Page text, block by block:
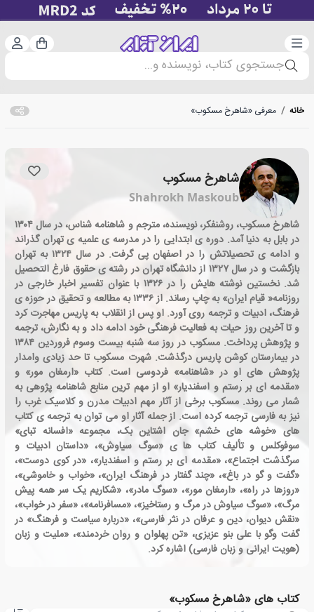
دسته‌بندی سبد
جستجوی کتاب، نویسنده و...
خانه / معرفی «شاهرخ مسکوب»
شاهرخ مسکوب
Shahrokh Maskoub
شاهرخ مسکوب، روشنفکر، نویسنده، مترجم و شاهنامه شناس، در سال ۱۳۰۴
در بابل به دنیا آمد. دوره ی ابتدایی را در مدرسه ی علمیه ی تهران گذراند
و ادامه ی تحصیلاتش را در اصفهان پی گرفت. در سال ۱۳۲۴ به تهران
بازگشت و در سال ۱۳۲۷ از دانشگاه تهران در رشته ی حقوق فارغ التحصیل
شد. نخستین نوشته هایش را در ۱۳۲۶ با عنوان تفسیر اخبار خارجی در
روزنامه« قیام ایران» به چاپ رساند. از ۱۳۳۶ به مطالعه و تحقیق در حوزه ی
فرهنگ، ادبیات و ترجمه روی آورد. او پس از انقلاب به پاریس مهاجرت کرد
و تا آخرین روز حیات به فعالیت فرهنگی خود ادامه داد و به نگارش، ترجمه
و پژوهش پرداخت. مسکوب در روز سه شنبه بیست وسوم فروردین ۱۳۸۴
در بیمارستان کوشن پاریس درگذشت. شهرت مسکوب تا حد زیادی وامدار
پژوهش های او در «شاهنامه» فردوسی است. کتاب «ارمغان مور» و
«مقدمه ای بر رستم و اسفندیار» او از مهم ترین منابع شاهنامه پژوهی به
شمار می روند. مسکوب برخی از آثار مهم ادبیات مدرن و کلاسیک غرب را
نیز به فارسی ترجمه کرده است. از جمله آثار او می توان به ترجمه ی کتاب
های «خوشه های خشم» جان اشتاین بک، مجموعه «افسانه تبای»
سوفوکلس و تألیف کتاب ها ی «سوگ سیاوش»، «داستان ادبیات و
سرگذشت اجتماع»، «مقدمه ای بر رستم و اسفندیار»، «در کوی دوست»،
«گفت و گو در باغ»، «چند گفتار در فرهنگ ایران»، «خواب و خاموشی»،
«روزها در راه»، «ارمغان مور»، «سوگ مادر»، «شکاریم یک سر همه پیش
مرگ»، «سوگ سیاوش در مرگ و رستاخیز»، «مسافرنامه»، «سفر در خواب»،
«نقش دیوان، دین و عرفان در نثر فارسی»، «درباره سیاست و فرهنگ» در
گفت وگو با علی بنو عزیزی، «تن پهلوان و روان خردمند»، «ملیت و زبان
(هویت ایرانی و زبان فارسی) اشاره کرد.
کتاب های «شاهرخ مسکوب»